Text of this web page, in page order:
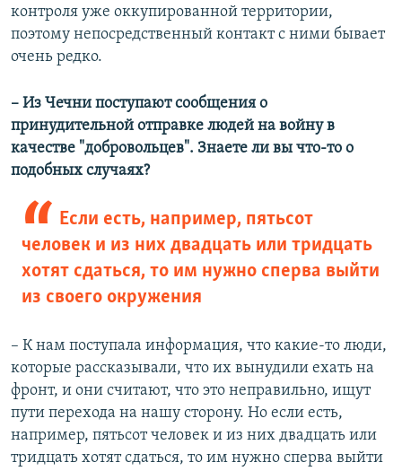
контроля уже оккупированной территории,
поэтому непосредственный контакт с ними бывает
очень редко.
– Из Чечни поступают сообщения о
принудительной отправке людей на войну в
качестве "добровольцев". Знаете ли вы что-то о
подобных случаях?
Если есть, например, пятьсот
человек и из них двадцать или тридцать
хотят сдаться, то им нужно сперва выйти
из своего окружения
– К нам поступала информация, что какие-то люди,
которые рассказывали, что их вынудили ехать на
фронт, и они считают, что это неправильно, ищут
пути перехода на нашу сторону. Но если есть,
например, пятьсот человек и из них двадцать или
тридцать хотят сдаться, то им нужно сперва выйти